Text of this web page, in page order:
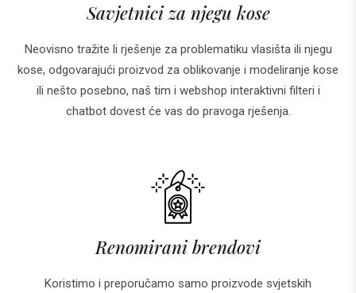
Savjetnici za njegu kose
Neovisno tražite li rješenje za problematiku vlasišta ili njegu
kose, odgovarajući proizvod za oblikovanje i modeliranje kose
ili nešto posebno, naš tim i webshop interaktivni filteri i
chatbot dovest će vas do pravoga rješenja.
Renomirani brendovi
Koristimo i preporučamo samo proizvode svjetskih